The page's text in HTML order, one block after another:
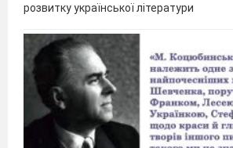
розвитку української літератури